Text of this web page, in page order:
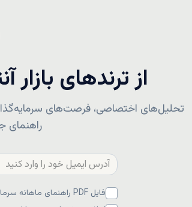
از ترندهای بازار
تحلیل‌های اختصاصی، فرصت‌های
راهنمای
فایل PDF راهنمای ماهانه سرمایه‌گذاری